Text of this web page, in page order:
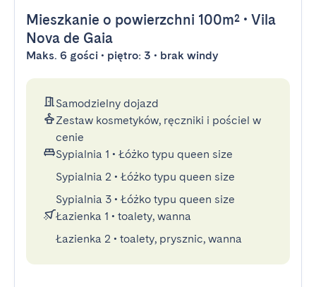
Mieszkanie o powierzchni 100m² • Vila
Nova de Gaia
Maks. 6 gości • piętro: 3 • brak windy
Samodzielny dojazd
Zestaw kosmetyków, ręczniki i pościel w
cenie
Sypialnia 1 • Łóżko typu queen size
Sypialnia 2 • Łóżko typu queen size
Sypialnia 3 • Łóżko typu queen size
Łazienka 1 • toalety, wanna
Łazienka 2 • toalety, prysznic, wanna